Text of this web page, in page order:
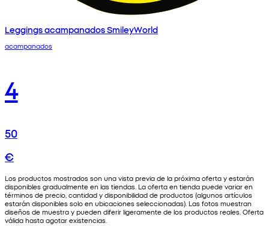
Leggings acampanados SmileyWorld
acampanados
4
50
€
Los productos mostrados son una vista previa de la próxima oferta y estarán
disponibles gradualmente en las tiendas. La oferta en tienda puede variar en
términos de precio, cantidad y disponibilidad de productos (algunos artículos
estarán disponibles solo en ubicaciones seleccionadas). Las fotos muestran
diseños de muestra y pueden diferir ligeramente de los productos reales. Oferta
válida hasta agotar existencias.